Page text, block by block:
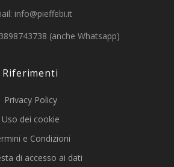
info@pieffebi.it
(anche Whatsapp)
Riferimenti
Privacy Policy
Uso dei cookie
e Condizioni
di accesso ai dati